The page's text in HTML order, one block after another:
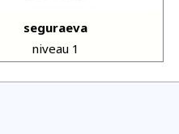
seguraeva
niveau 1